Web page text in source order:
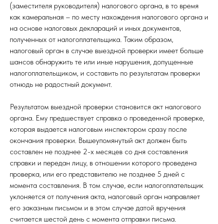
(заместителя руководителя) налогового органа, в то время
как камеральная – по месту нахождения налогового органа и
на основе налоговых деклараций и иных документов,
полученных от налогоплательщика. Таким образом,
налоговый орган в случае выездной проверки имеет больше
шансов обнаружить те или иные нарушения, допущенные
налогоплательщиком, и составить по результатам проверки
отнюдь не радостный документ.
Результатом выездной проверки становится акт налогового
органа. Ему предшествует справка о проведенной проверке,
которая выдается налоговым инспектором сразу после
окончания проверки. Вышеупомянутый акт должен быть
составлен не позднее 2-х месяцев со дня составления
справки и передан лицу, в отношении которого проведена
проверка, или его представителю не позднее 5 дней с
момента составления. В том случае, если налогоплательщик
уклоняется от получения акта, налоговый орган направляет
его заказным письмом и в этом случае датой вручения
считается шестой день с момента отправки письма.